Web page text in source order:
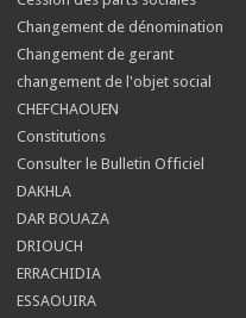
Changement de dénomination
Changement de gerant
changement de l'objet social
CHEFCHAOUEN
Constitutions
Consulter le Bulletin Officiel
DAKHLA
DAR BOUAZA
DRIOUCH
ERRACHIDIA
ESSAOUIRA